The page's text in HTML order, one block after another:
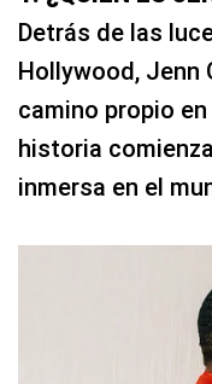
Detrás de las
Hollywood, Jenn
camino propio
historia
inmersa en el